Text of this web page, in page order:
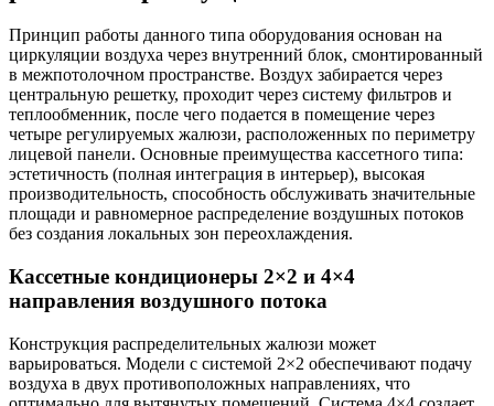
Принцип работы данного типа оборудования основан на
циркуляции воздуха через внутренний блок, смонтированный
в межпотолочном пространстве. Воздух забирается через
центральную решетку, проходит через систему фильтров и
теплообменник, после чего подается в помещение через
четыре регулируемых жалюзи, расположенных по периметру
лицевой панели. Основные преимущества кассетного типа:
эстетичность (полная интеграция в интерьер), высокая
производительность, способность обслуживать значительные
площади и равномерное распределение воздушных потоков
без создания локальных зон переохлаждения.
Кассетные кондиционеры 2×2 и 4×4
направления воздушного потока
Конструкция распределительных жалюзи может
варьироваться. Модели с системой 2×2 обеспечивают подачу
воздуха в двух противоположных направлениях, что